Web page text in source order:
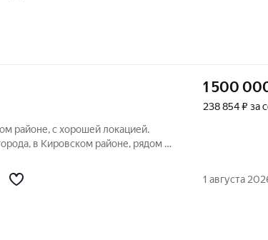
районе, с хорошей локацией.
в Кировском районе, рядом с
, газ и электричество проходят
1 500
238 854 ₽ за
1 августа